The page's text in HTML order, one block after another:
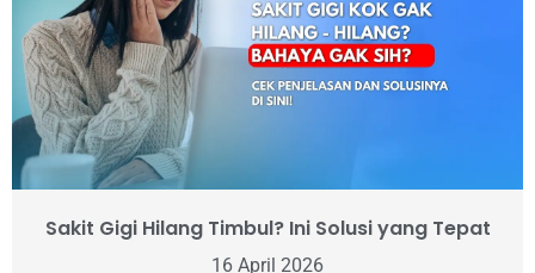
Sakit Gigi Hilang Timbul? Ini Solusi yang Tepat
16 April 2026